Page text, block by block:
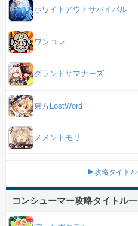
ホワイトアウトサバイバル
ワンコレ
グランドサマナーズ
東方LostWord
メメントモリ
▶攻略タイトル
コンシューマー攻略タイトル